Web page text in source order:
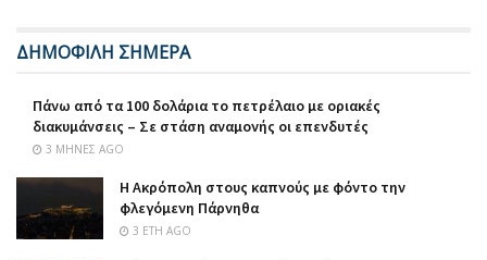
ΔΗΜΟΦΙΛΗ ΣΗΜΕΡΑ
Πάνω από τα 100 δολάρια το πετρέλαιο με οριακές
διακυμάνσεις – Σε στάση αναμονής οι επενδυτές
3 ΜΉΝΕΣ AGO
Η Ακρόπολη στους καπνούς με φόντο την
φλεγόμενη Πάρνηθα
3 ΈΤΗ AGO